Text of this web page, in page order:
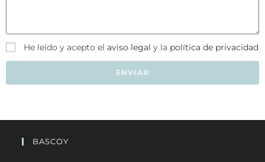
He leído y acepto el aviso legal y la política de privacidad
ENVIAR
BASCOY